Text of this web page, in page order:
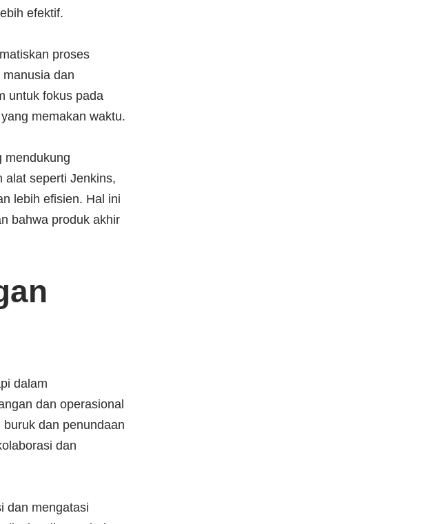
efektif.
proses
dan
untuk fokus pada
memakan waktu.
mendukung
alat seperti Jenkins,
lebih efisien. Hal ini
bahwa produk akhir
dalam
dan operasional
dan penundaan
dan
dan mengatasi